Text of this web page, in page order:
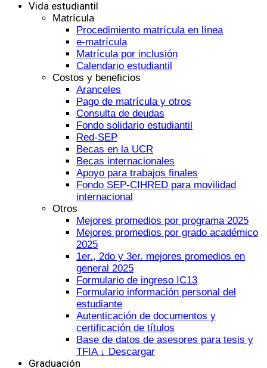
Vida estudiantil
Matrícula
Procedimiento matrícula en línea
e-matrícula
Matrícula por inclusión
Calendario estudiantil
Costos y beneficios
Aranceles
Pago de matrícula y otros
Consulta de deudas
Fondo solidario estudiantil
Red-SEP
Becas en la UCR
Becas internacionales
Apoyo para trabajos finales
Fondo SEP-CIHRED para movilidad
internacional
Otros
Mejores promedios por programa 2025
Mejores promedios por grado académico
2025
1er., 2do y 3er. mejores promedios en
general 2025
Formulario de ingreso IC13
Formulario información personal del
estudiante
Autenticación de documentos y
certificación de títulos
Base de datos de asesores para tesis y
TFIA ↓ Descargar
Graduación